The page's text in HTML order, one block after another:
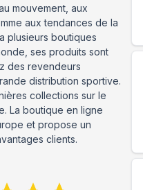
mouvement, aux
aux tendances de la
plusieurs boutiques
ses produits sont
des revendeurs
distribution sportive.
collections sur le
La boutique en ligne
et propose un
clients.